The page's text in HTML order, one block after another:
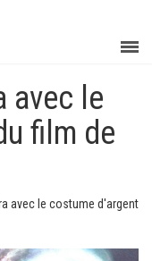
avec le
film de
avec le costume d'argent